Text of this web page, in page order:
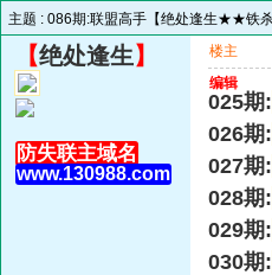
主题 : 086期:联盟高手【绝处逢生★★铁
【绝处逢生】
防失联主域名
www.130988.com
楼主
编辑
025期:
026期:
027期:
028期:
029期:
030期: